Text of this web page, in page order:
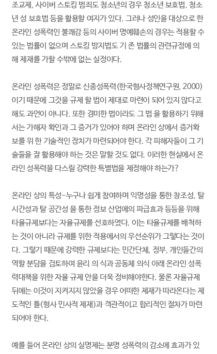
조교제, 사이버 스토킹 범죄도 청소년의 경우 청소년 보호법, 청소
년 성 보호법 등을 활용할 여지가 있다. 그러나 성인을 대상으로 한
온라인 성폭력인 불쾌감 등의 사이버 명예훼손의 경우는 적용할 수
있는 법률이 없으며 스토킹 방지법도 기 존 법률의 관련규정에 의
해 제재를 가할 수밖에 없는 실정이다.
온라인 성폭력은 정말로 신종성폭력(한국형사정책연구원, 2000)
이기 때문에 그것을 규제 할 법이 제대로 마련이 되어 있지 않다고
해도 과언이 아니다. 또한 경미한 법이라도 그 법 을 활용하기 위해
서는 가해자 확인과 그 증거가 있어야 하며 온라인 상에서 증거확
보를 위 한 기술적인 장치가 마련되어야 한다. 각 피해자들이 그 기
술들을 잘 활용해야 하는 것은 말할 것도 없다. 이러한 현실에서 온
라인 성폭력을 다스릴 강력한 특별법을 제정해야 하는가?
온라인 상의 특성-누구나 쉽게 참여하며 익명성을 통한 창조성, 탈
시간성과 탈 공간성 을 통한 정보 산업에의 파급효과 등등을 위해
타율규제보다는 자율규제를 선호하였다. 이는 타율규제를 배척하
는 것이 아니라 규제를 위한 적용에서의 우선순위가 그렇다는 것이
다. 그렇기 때문에 강력한 규제보다는 민간단체, 정부, 개인들간의
역할 분담을 검토하여 윤리 의 식과 공동체 의식 아래 온라인 성폭
력대책을 위한 자율 규제 안을 더욱 정비해야한다. 물론 자율규제
뒤에는 이것이 지켜지지 않았을 경우 어떠한 제재가 따라온다는 제
도적인 틀(형사 민사적 제재)과 객관적이고 합리적인 절차가 마련
되어야 한다.
예를 들어 온라인 상의 실명제는 분명 성폭력의 감소에 효과가 있